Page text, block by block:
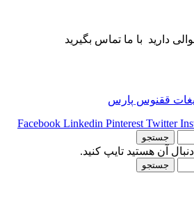
دارید با ما تماس بگیرید
ققنوس پارس
Facebook Linkedin Pinterest Twitter
جستجو
آن هستید تایپ کنید.
جستجو